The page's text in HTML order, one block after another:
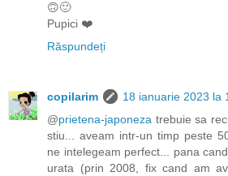
🙃🙂
Pupici ❤️
Răspundeți
copilarim
18 ianuarie 2023 la
@prietena-japoneza trebuie sa
stiu... aveam intr-un timp peste
ne intelegeam perfect... pana
urata (prin 2008, fix cand am